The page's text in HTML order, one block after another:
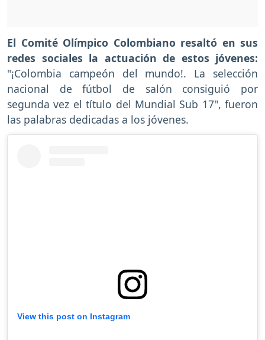
El Comité Olímpico Colombiano resaltó en sus
redes sociales la actuación de estos jóvenes:
"¡Colombia campeón del mundo!. La selección
nacional de fútbol de salón consiguió por
segunda vez el título del Mundial Sub 17", fueron
las palabras dedicadas a los jóvenes.
View this post on Instagram